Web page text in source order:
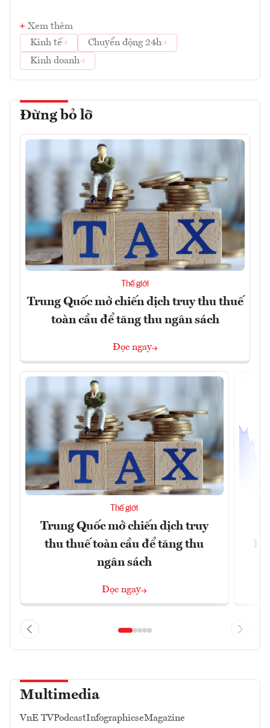
Xem thêm
Kinh tế
Chuyển động 24h
Kinh doanh
Đừng bỏ lỡ
Thế giới
Trung Quốc mở chiến dịch truy thu thuế
toàn cầu để tăng thu ngân sách
Đọc ngay
Thế giới
Trung Quốc mở chiến dịch truy
thu thuế toàn cầu để tăng thu
ngân sách
Đọc ngay
Multimedia
VnE TVPodcastInfographicseMagazine